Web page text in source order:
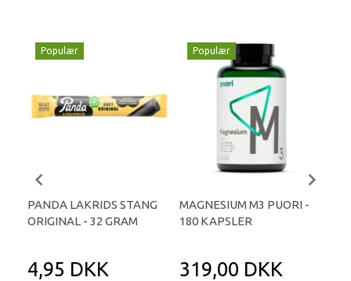
Populær
PANDA LAKRIDS STANG
ORIGINAL - 32 GRAM
4,95 DKK
Populær
MAGNESIUM M3 PUORI -
180 KAPSLER
319,00 DKK